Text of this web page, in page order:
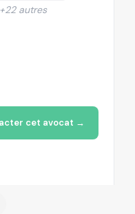
+22 autres
cet avocat →